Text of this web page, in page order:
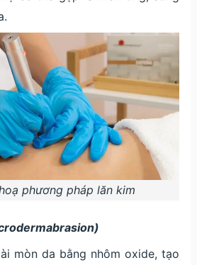
phương pháp lăn kim
mòn da bằng nhôm oxide, tạo